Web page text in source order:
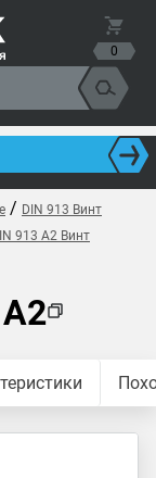
0
/ DIN 913 Винт
913 A2 Винт